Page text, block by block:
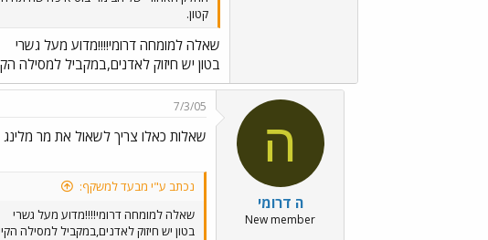
קטון.
שאלה למומחה דרומי!!!!מדוע מעל גשרי
בטון יש חיזוק לאדנים,במקביל למסילה
ה
ה דרומי
New member
7/3/05
שאלות כאלו צריך לשאול את מר מלינג
נכתב ע"י מבעד למשקף:
שאלה למומחה דרומי!!!!מדוע מעל גשרי
בטון יש חיזוק לאדנים,במקביל למסילה